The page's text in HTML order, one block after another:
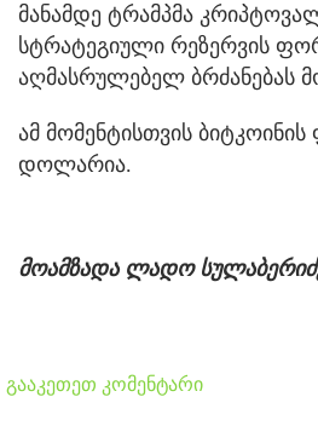
მანამდე ტრამპმა
სტრატეგიული რეზერვის
აღმასრულებელ ბრძანებას
ამ მომენტისთვის ბიტკოინის
დოლარია.
მოამზადა ლადო
გააკეთეთ კომენტარი